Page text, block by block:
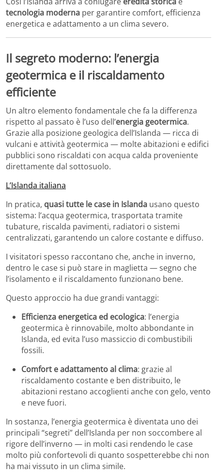
tecnologia moderna per garantire comfort, efficienza
energetica e adattamento a un clima severo.
Il segreto moderno: l’energia
geotermica e il riscaldamento
efficiente
Un altro elemento fondamentale che fa la differenza
rispetto al passato è l’uso dell’energia geotermica.
Grazie alla posizione geologica dell’Islanda — ricca di
vulcani e attività geotermica — molte abitazioni e edifici
pubblici sono riscaldati con acqua calda proveniente
direttamente dal sottosuolo.
L’Islanda italiana
In pratica, quasi tutte le case in Islanda usano questo
sistema: l’acqua geotermica, trasportata tramite
tubature, riscalda pavimenti, radiatori o sistemi
centralizzati, garantendo un calore costante e diffuso.
I visitatori spesso raccontano che, anche in inverno,
dentro le case si può stare in maglietta — segno che
l’isolamento e il riscaldamento funzionano bene.
Questo approccio ha due grandi vantaggi:
Efficienza energetica ed ecologica: l’energia
geotermica è rinnovabile, molto abbondante in
Islanda, ed evita l’uso massiccio di combustibili
fossili.
Comfort e adattamento al clima: grazie al
riscaldamento costante e ben distribuito, le
abitazioni restano accoglienti anche con gelo, vento
e neve fuori.
In sostanza, l’energia geotermica è diventata uno dei
principali “segreti” dell’Islanda per non soccombere al
rigore dell’inverno — in molti casi rendendo le case
molto più confortevoli di quanto sospetterebbe chi non
ha mai vissuto in un clima simile.